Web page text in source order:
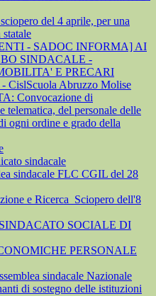
del 4 aprile, per una
- SADOC INFORMA] AI
SINDACALE -
E PRECARI
CislScuola Abruzzo Molise
Convocazione di
telematica, del personale delle
ogni ordine e grado della
sindacale
sindacale FLC CGIL del 28
e Ricerca_Sciopero dell'8
SINDACATO SOCIALE DI
PERSONALE
sindacale Nazionale
di sostegno delle istituzioni